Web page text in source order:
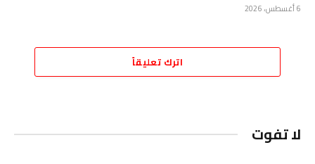
6 أغسطس، 2026
اترك تعليقاً
لا تفوت